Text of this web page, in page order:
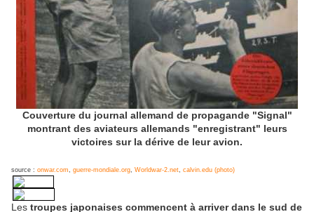
Couverture du journal allemand de propagande "Signal"
montrant des aviateurs allemands "enregistrant" leurs
victoires sur la dérive de leur avion.
source : onwar.com, guerre-mondiale.org, Worldwar-2.net, calvin.edu (photo)
Les troupes japonaises commencent à arriver dans le sud de